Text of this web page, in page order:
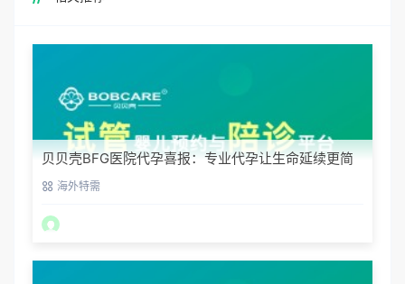
贝贝壳BFG医院代孕喜报：专业代孕让生命延续更简
单 海外特需